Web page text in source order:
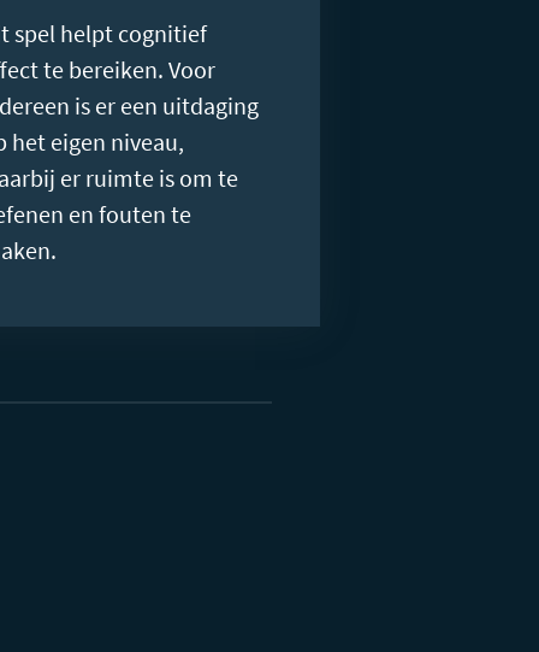
spel helpt cognitief
te bereiken. Voor
is er een uitdaging
het eigen niveau,
er ruimte is om te
en fouten te